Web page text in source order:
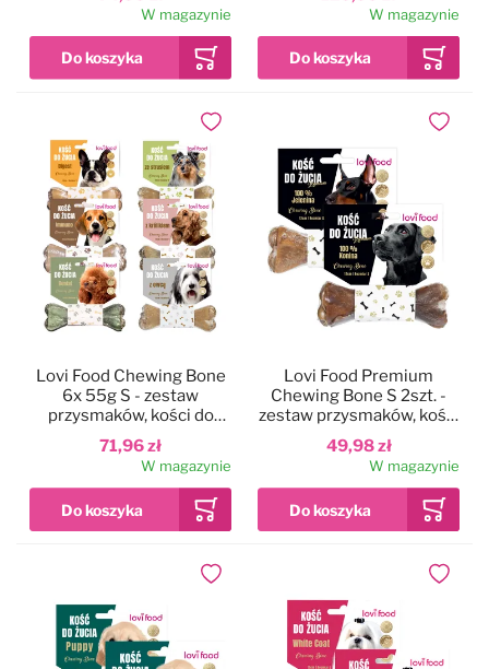
W magazynie W magazynie
71,96 zł
Lovi Food Chewing Bone
6x 55g S - zestaw
przysmaków, kości do
żucia dla psa 12cm, zestaw
2
W magazynie
Dodaj do ulubionych
49,98 zł
Lovi Food Premium
Chewing Bone S 2szt. -
zestaw przysmaków, kości
do żucia z linii Premium
dla psa
W magazynie
Dodaj
Dodaj do ulubionych Dodaj